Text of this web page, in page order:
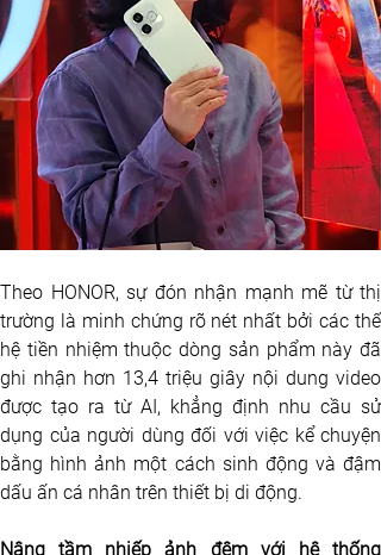
Theo HONOR, sự đón nhận mạnh mẽ từ thị
trường là minh chứng rõ nét nhất bởi các thế
hệ tiền nhiệm thuộc dòng sản phẩm này đã
ghi nhận hơn 13,4 triệu giây nội dung video
được tạo ra từ AI, khẳng định nhu cầu sử
dụng của người dùng đối với việc kể chuyện
bằng hình ảnh một cách sinh động và đậm
dấu ấn cá nhân trên thiết bị di động.
Nâng tầm nhiếp ảnh đêm với hệ thống